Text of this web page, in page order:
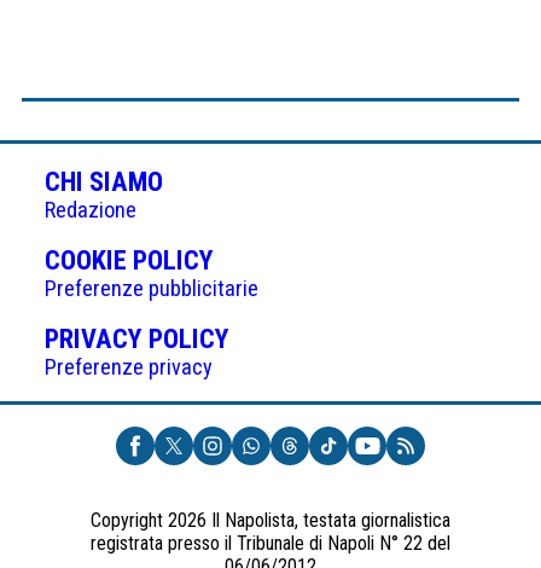
CHI SIAMO
Redazione
COOKIE POLICY(APRE
IN
UNA
NUOVA
Preferenze pubblicitarie
PRIVACY POLICY(APRE
UNA
NUOVA
SCHEDA)
Preferenze privacy
Copyright 2026 Il Napolista, testata giornalistica
registrata presso il Tribunale di Napoli N° 22 del